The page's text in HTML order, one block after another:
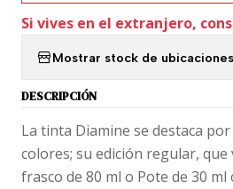
Si vives en el extranjero,
Mostrar stock de ubicaciones
DESCRIPCIÓN
La tinta Diamine se destaca
colores; su edición regular,
frasco de 80 ml o Pote de 30 ml